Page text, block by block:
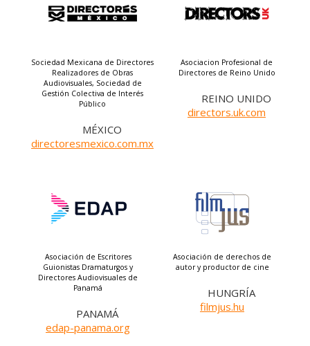
Sociedad Mexicana de Directores
Realizadores de Obras
Audiovisuales, Sociedad de
Gestión Colectiva de Interés
Público
MÉXICO
directoresmexico.com.mx
Asociacion Profesional de
Directores de Reino Unido
REINO UNIDO
directors.uk.com
Asociación de Escritores
Guionistas Dramaturgos y
Directores Audiovisuales de
Panamá
PANAMÁ
edap-panama.org
Asociación de derechos de
autor y productor de cine
HUNGRÍA
filmjus.hu